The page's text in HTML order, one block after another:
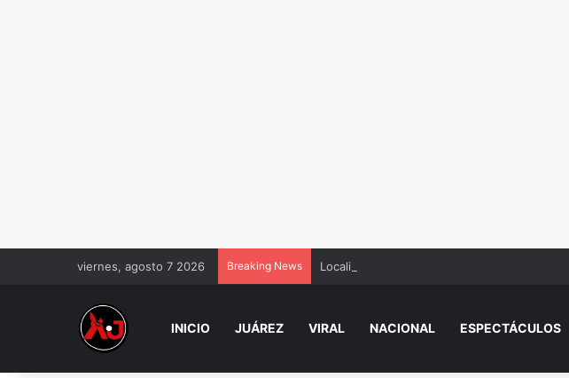
viernes, agosto 7 2026 Breaking News Localizan a jovencito sin vida en el Camino
INICIO JUÁREZ VIRAL NACIONAL ESPECTÁCULOS